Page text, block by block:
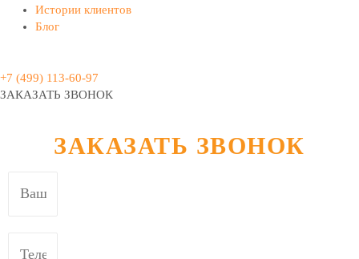
Истории клиентов
Блог
+7 (499) 113-60-97
ЗАКАЗАТЬ ЗВОНОК
ЗАКАЗАТЬ ЗВОНОК